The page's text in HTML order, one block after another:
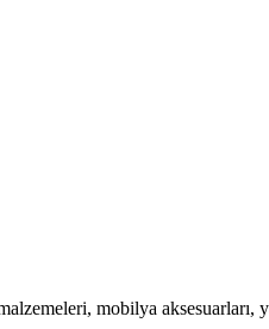
mobilya aksesuarları,